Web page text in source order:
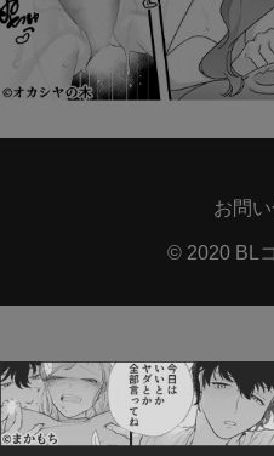
お問
© 2020 BL